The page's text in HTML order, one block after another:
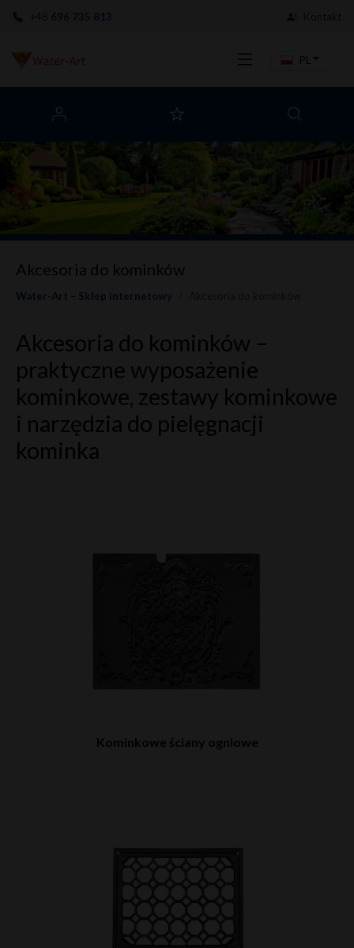
+48 696 735 813 Kontakt
PL
Akcesoria do kominków
Water-Art – Sklep internetowy
Akcesoria do kominków –
praktyczne wyposażenie
kominkowe, zestawy kominkowe
i narzędzia do pielęgnacji
kominka
Kominkowe ściany ogniowe